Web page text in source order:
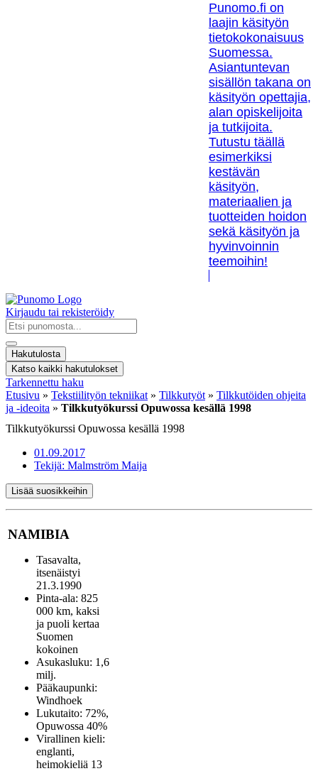
Punomo.fi on
laajin käsityön
tietokokonaisuus
Suomessa.
Asiantuntevan
sisällön takana on
käsityön opettajia,
alan opiskelijoita
ja tutkijoita.
Tutustu täällä
esimerkiksi
kestävän
käsityön,
materiaalien ja
tuotteiden hoidon
sekä käsityön ja
hyvinvoinnin
teemoihin!
Kirjaudu tai rekisteröidy
Search
...
Hakutulosta
Katso kaikki hakutulokset
Tarkennettu haku
Etusivu » Tekstiilityön tekniikat » Tilkkutyöt » Tilkkutöiden ohjeita
ja -ideoita » Tilkkutyökurssi Opuwossa kesällä 1998
Tilkkutyökurssi Opuwossa kesällä 1998
01.09.2017
Tekijä: Malmström Maija
Lisää suosikkeihin
NAMIBIA
Tasavalta,
itsenäistyi
21.3.1990
Pinta-ala: 825
000 km, kaksi
ja puoli kertaa
Suomen
kokoinen
Asukasluku: 1,6
milj.
Pääkaupunki:
Windhoek
Lukutaito: 72%,
Opuwossa 40%
Virallinen kieli:
englanti,
heimokieliä 13